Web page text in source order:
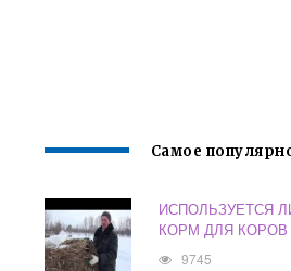
Самое
ИСПОЛЬЗУЕТСЯ
КОРМ ДЛЯ КОРОВ
9745